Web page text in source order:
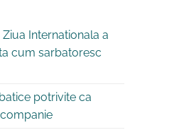
Internationala a
cum sarbatoresc
potrivite ca